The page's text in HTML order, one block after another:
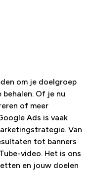
om je doelgroep
Of je nu
of meer
Ads is vaak
Van
tot banners
video. Het is ons
en jouw doelen